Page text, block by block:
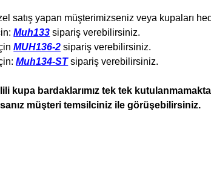
satış yapan müşterimizseniz veya kupaları
Muh133 sipariş verebilirsiniz.
MUH136-2 sipariş verebilirsiniz.
Muh134-ST sipariş verebilirsiniz.
kupa bardaklarımız tek tek
müşteri temsilciniz ile görüşebilirsiniz.